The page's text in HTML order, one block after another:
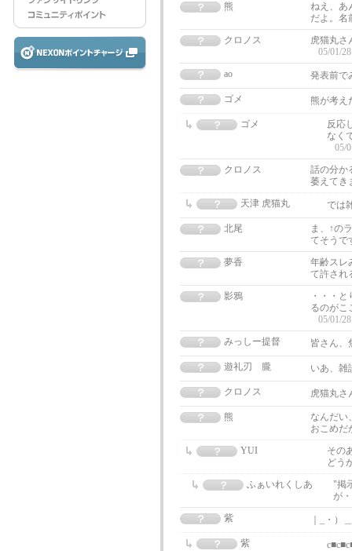
熊
ねえ、あ
だよ。名
クロノス
虎猫丸さ
05/01/
ao
発表前で
ゴメ 熊が考え
ゴメ
反応
なく
05/
クロノス
話の分か
萎えてき
天津 虎猫丸
では
北尾
ま、↑の
てそうで
夢香
年齢スレ
て許され
影鴉
・・・
るのがこ
05/01/
みっしー提督
皆さん
遊礼刃 朧 いあ、
クロノス 虎猫丸さ
熊
なんだい
おこめだ
YUI
その
どう
ふぁいれくしあ
"掲
が
紫
｜_・
紫